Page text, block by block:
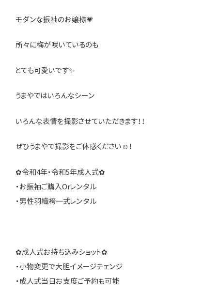
モダンな振袖のお嬢様💗
所々に梅が咲いているのも
とても可愛いです✨
うまやではいろんなシーン
いろんな表情を撮影させていただきます！！
ぜひうまやで撮影をご体感ください☺！
✿令和4年・令和5年成人式✿
・お振袖ご購入Orレンタル
・男性羽織袴一式レンタル
✿成人式お持ち込みショット✿
・小物変更で大胆イメージチェンジ
・成人式当日お支度ご予約も可能